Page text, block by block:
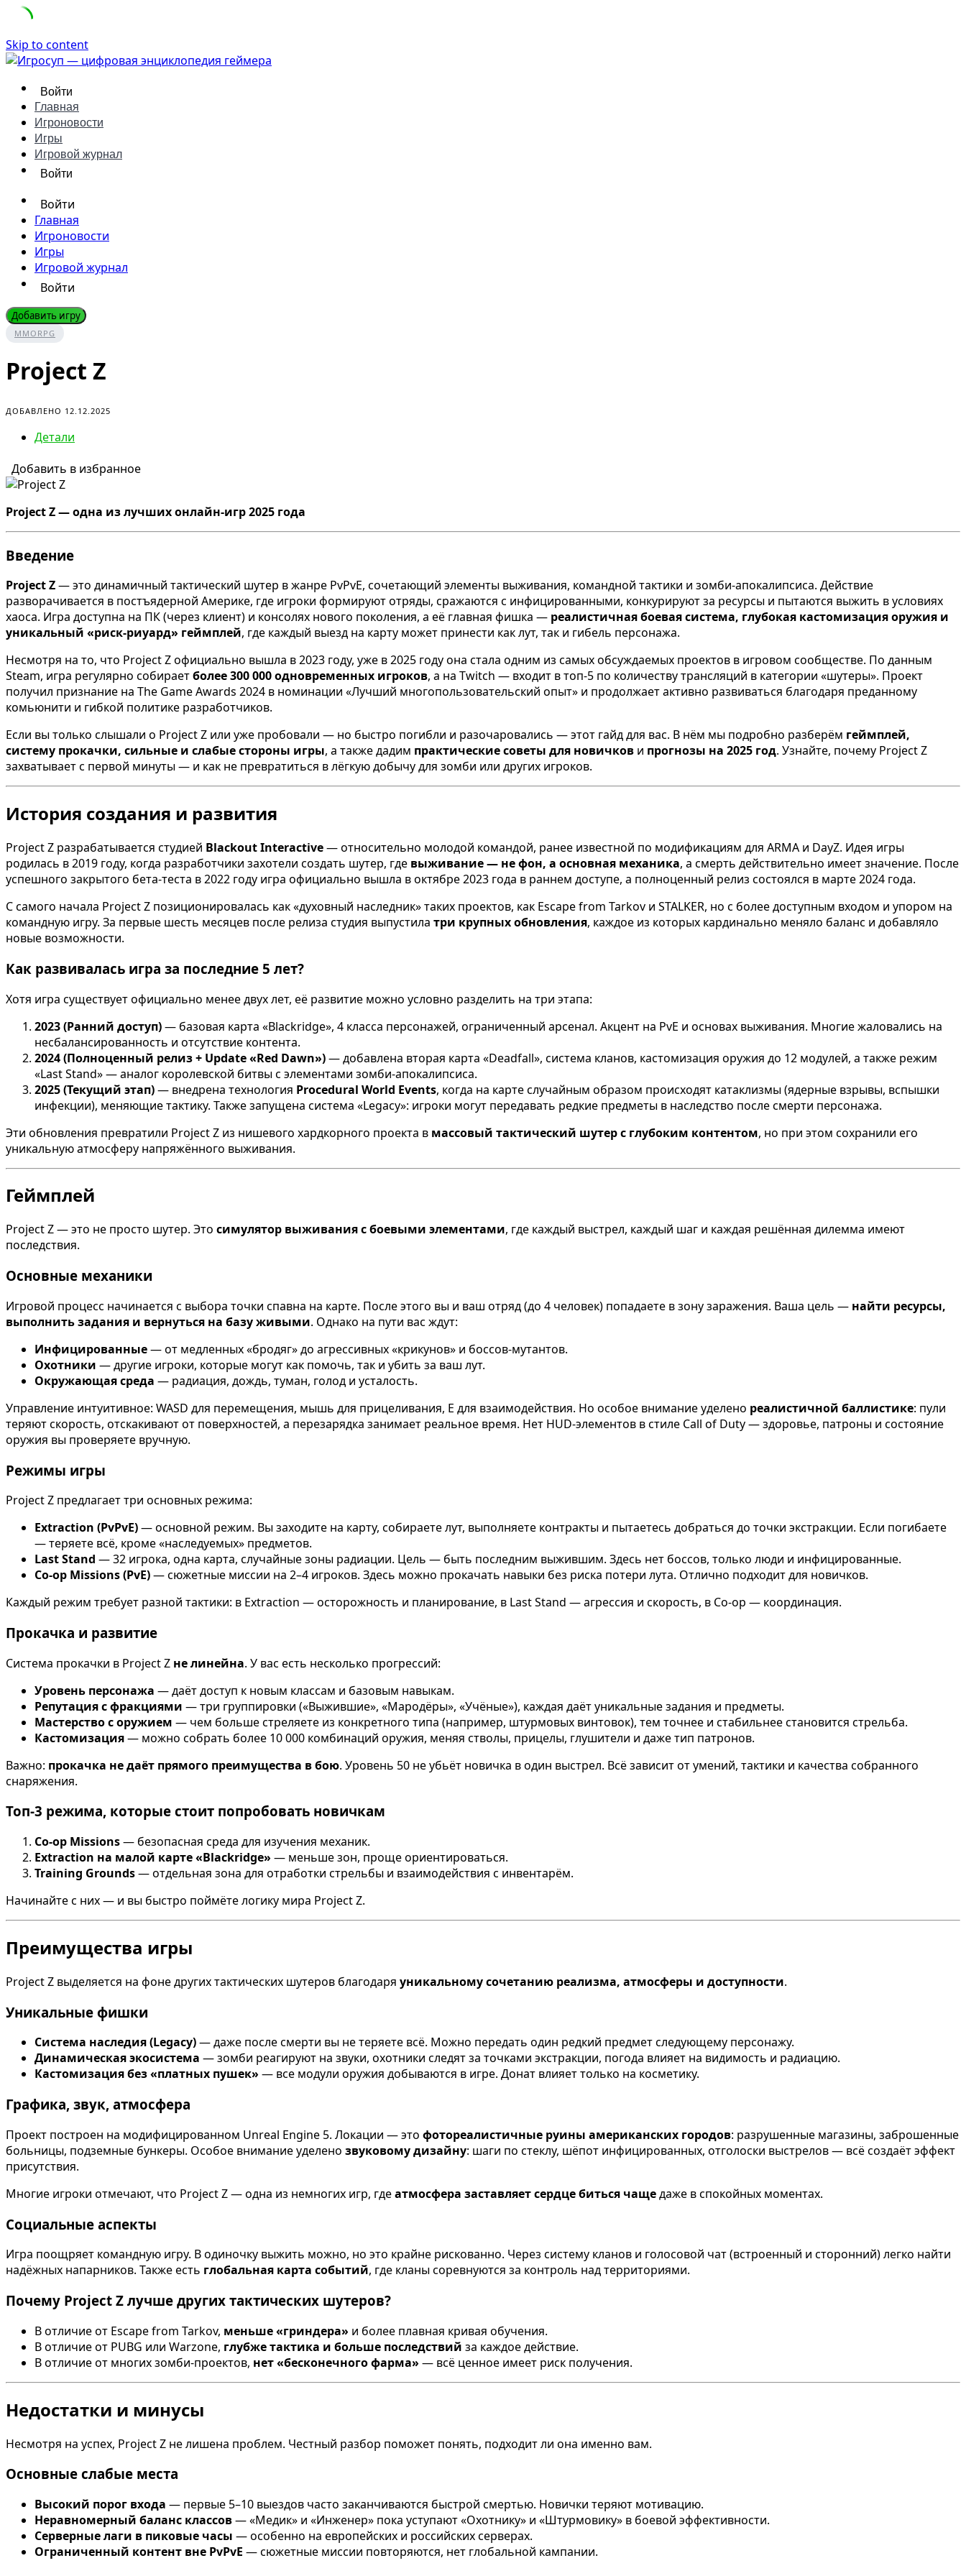
Skip to content
Войти
Главная
Игроновости
Игры
Игровой журнал
Войти
Войти
Главная
Игроновости
Игры
Игровой журнал
Войти
Добавить игру
MMORPG
Project Z
ДОБАВЛЕНО 12.12.2025
Детали
Добавить в избранное
Project Z — одна из лучших онлайн-игр 2025 года
Введение
Project Z— это динамичный тактический шутер в жанре PvPvE, сочетающий элементы выживания, командной тактики и зомби-апокалипсиса. Действие
разворачивается в постъядерной Америке, где игроки формируют отряды, сражаются с инфицированными, конкурируют за ресурсы и пытаются выжить в условиях
хаоса. Игра доступна на ПК (через клиент) и консолях нового поколения, а её главная фишка — реалистичная боевая система, глубокая кастомизация оружия и
уникальный «риск-риуард» геймплей, где каждый выезд на карту может принести как лут, так и гибель персонажа.
Несмотря на то, что Project Z официально вышла в 2023 году, уже в 2025 году она стала одним из самых обсуждаемых проектов в игровом сообществе. По данным
Steam, игра регулярно собираетболее 300 000 одновременных игроков, а на Twitch — входит в топ-5 по количеству трансляций в категории «шутеры». Проект
получил признание на The Game Awards 2024 в номинации «Лучший многопользовательский опыт» и продолжает активно развиваться благодаря преданному
комьюнити и гибкой политике разработчиков.
Если вы только слышали о Project Z или уже пробовали — но быстро погибли и разочаровались — этот гайд для вас. В нём мы подробно разберём геймплей,
систему прокачки, сильные и слабые стороны игры, а также дадим практические советы для новичков и прогнозы на 2025 год. Узнайте, почему Project Z
захватывает с первой минуты — и как не превратиться в лёгкую добычу для зомби или других игроков.
История создания и развития
Project Z разрабатывается студией Blackout Interactive— относительно молодой командой, ранее известной по модификациям для ARMA и DayZ. Идея игры
родилась в 2019 году, когда разработчики захотели создать шутер, где выживание — не фон, а основная механика, а смерть действительно имеет значение. После
успешного закрытого бета-теста в 2022 году игра официально вышла в октябре 2023 года в раннем доступе, а полноценный релиз состоялся в марте 2024 года.
С самого начала Project Z позиционировалась как «духовный наследник» таких проектов, как Escape from Tarkov и STALKER, но с более доступным входом и упором на
командную игру. За первые шесть месяцев после релиза студия выпустила три крупных обновления, каждое из которых кардинально меняло баланс и добавляло
новые возможности.
Как развивалась игра за последние 5 лет?
Хотя игра существует официально менее двух лет, её развитие можно условно разделить на три этапа:
2023 (Ранний доступ)— базовая карта «Blackridge», 4 класса персонажей, ограниченный арсенал. Акцент на PvE и основах выживания. Многие жаловались на
несбалансированность и отсутствие контента.
2024 (Полноценный релиз + Update «Red Dawn»)— добавлена вторая карта «Deadfall», система кланов, кастомизация оружия до 12 модулей, а также режим
«Last Stand» — аналог королевской битвы с элементами зомби-апокалипсиса.
2025 (Текущий этап)— внедрена технология Procedural World Events, когда на карте случайным образом происходят катаклизмы (ядерные взрывы, вспышки
инфекции), меняющие тактику. Также запущена система «Legacy»: игроки могут передавать редкие предметы в наследство после смерти персонажа.
Эти обновления превратили Project Z из нишевого хардкорного проекта в массовый тактический шутер с глубоким контентом, но при этом сохранили его
уникальную атмосферу напряжённого выживания.
Геймплей
Project Z — это не просто шутер. Это симулятор выживания с боевыми элементами, где каждый выстрел, каждый шаг и каждая решённая дилемма имеют
последствия.
Основные механики
Игровой процесс начинается с выбора точки спавна на карте. После этого вы и ваш отряд (до 4 человек) попадаете в зону заражения. Ваша цель — найти ресурсы,
выполнить задания и вернуться на базу живыми. Однако на пути вас ждут:
Инфицированные— от медленных «бродяг» до агрессивных «крикунов» и боссов-мутантов.
Охотники — другие игроки, которые могут как помочь, так и убить за ваш лут.
Окружающая среда — радиация, дождь, туман, голод и усталость.
Управление интуитивное: WASD для перемещения, мышь для прицеливания, E для взаимодействия. Но особое внимание уделено реалистичной баллистике: пули
теряют скорость, отскакивают от поверхностей, а перезарядка занимает реальное время. Нет HUD-элементов в стиле Call of Duty — здоровье, патроны и состояние
оружия вы проверяете вручную.
Режимы игры
Project Z предлагает три основных режима:
Extraction (PvPvE)— основной режим. Вы заходите на карту, собираете лут, выполняете контракты и пытаетесь добраться до точки экстракции. Если погибаете
— теряете всё, кроме «наследуемых» предметов.
Last Stand — 32 игрока, одна карта, случайные зоны радиации. Цель — быть последним выжившим. Здесь нет боссов, только люди и инфицированные.
Co-op Missions (PvE)— сюжетные миссии на 2–4 игроков. Здесь можно прокачать навыки без риска потери лута. Отлично подходит для новичков.
Каждый режим требует разной тактики: в Extraction — осторожность и планирование, в Last Stand — агрессия и скорость, в Co-op — координация.
Прокачка и развитие
Система прокачки в Project Z не линейна. У вас есть несколько прогрессий:
Уровень персонажа — даёт доступ к новым классам и базовым навыкам.
Репутация с фракциями — три группировки («Выжившие», «Мародёры», «Учёные»), каждая даёт уникальные задания и предметы.
Мастерство с оружием — чем больше стреляете из конкретного типа (например, штурмовых винтовок), тем точнее и стабильнее становится стрельба.
Кастомизация— можно собрать более 10 000 комбинаций оружия, меняя стволы, прицелы, глушители и даже тип патронов.
Важно: прокачка не даёт прямого преимущества в бою. Уровень 50 не убьёт новичка в один выстрел. Всё зависит от умений, тактики и качества собранного
снаряжения.
Топ-3 режима, которые стоит попробовать новичкам
Co-op Missions— безопасная среда для изучения механик.
Extraction на малой карте «Blackridge»— меньше зон, проще ориентироваться.
Training Grounds— отдельная зона для отработки стрельбы и взаимодействия с инвентарём.
Начинайте с них — и вы быстро поймёте логику мира Project Z.
Преимущества игры
Project Z выделяется на фоне других тактических шутеров благодаря уникальному сочетанию реализма, атмосферы и доступности.
Уникальные фишки
Система наследия (Legacy)— даже после смерти вы не теряете всё. Можно передать один редкий предмет следующему персонажу.
Динамическая экосистема — зомби реагируют на звуки, охотники следят за точками экстракции, погода влияет на видимость и радиацию.
Кастомизация без «платных пушек»— все модули оружия добываются в игре. Донат влияет только на косметику.
Графика, звук, атмосфера
Проект построен на модифицированном Unreal Engine 5. Локации — это фотореалистичные руины американских городов: разрушенные магазины, заброшенные
больницы, подземные бункеры. Особое внимание уделено звуковому дизайну: шаги по стеклу, шёпот инфицированных, отголоски выстрелов — всё создаёт эффект
присутствия.
Многие игроки отмечают, что Project Z — одна из немногих игр, гдеатмосфера заставляет сердце биться чащедаже в спокойных моментах.
Социальные аспекты
Игра поощряет командную игру. В одиночку выжить можно, но это крайне рискованно. Через систему кланов и голосовой чат (встроенный и сторонний) легко найти
надёжных напарников. Также есть глобальная карта событий, где кланы соревнуются за контроль над территориями.
Почему Project Z лучше других тактических шутеров?
В отличие от Escape from Tarkov, меньше «гриндера» и более плавная кривая обучения.
В отличие от PUBG или Warzone, глубже тактика и больше последствий за каждое действие.
В отличие от многих зомби-проектов, нет «бесконечного фарма»— всё ценное имеет риск получения.
Недостатки и минусы
Несмотря на успех, Project Z не лишена проблем. Честный разбор поможет понять, подходит ли она именно вам.
Основные слабые места
Высокий порог входа — первые 5–10 выездов часто заканчиваются быстрой смертью. Новички теряют мотивацию.
Неравномерный баланс классов— «Медик» и «Инженер» пока уступают «Охотнику» и «Штурмовику» в боевой эффективности.
Серверные лаги в пиковые часы — особенно на европейских и российских серверах.
Ограниченный контент вне PvPvE — сюжетные миссии повторяются, нет глобальной кампании.